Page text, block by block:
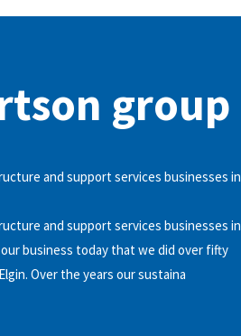
group
and support services businesses in
and support services businesses in
business today that we did over fifty
Over the years our sustaina